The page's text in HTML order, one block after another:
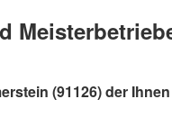
(91126) der